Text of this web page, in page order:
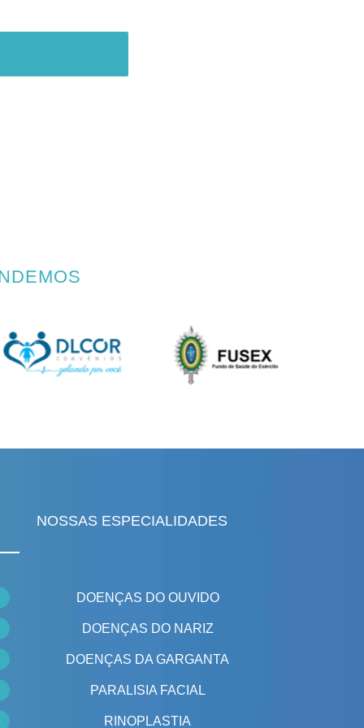
NOSSAS ESPECIALIDADES
DOENÇAS DO OUVIDO
DOENÇAS DO NARIZ
DOENÇAS DA GARGANTA
PARALISIA FACIAL
RINOPLASTIA